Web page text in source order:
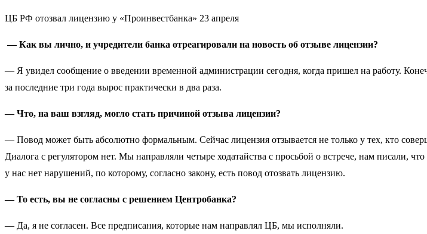
ЦБ РФ отозвал лицензию у «Проинвестбанка» 23 апреля
— Как вы лично, и учредители банка отреагировали на новость об отзыве лицензии?
— Я увидел сообщение о введении временной администрации сегодня, когда пришел на работу.
за последние три года вырос практически в два раза.
— Что, на ваш взгляд, могло стать причиной отзыва лицензии?
— Повод может быть абсолютно формальным. Сейчас лицензия отзывается не только у тех, кто
Диалога с регулятором нет. Мы направляли четыре ходатайства с просьбой о встрече, нам писали,
у нас нет нарушений, по которому, согласно закону, есть повод отозвать лицензию.
— То есть, вы не согласны с решением Центробанка?
— Да, я не согласен. Все предписания, которые нам направлял ЦБ, мы исполняли.